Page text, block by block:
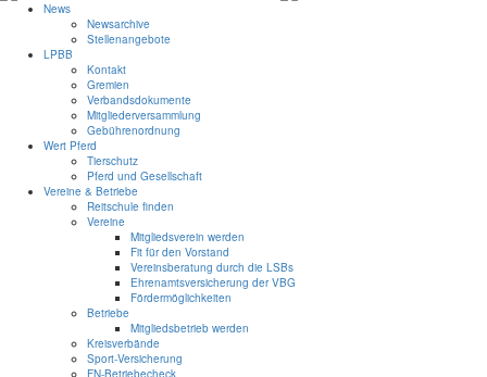
News
Newsarchive
Stellenangebote
LPBB
Kontakt
Gremien
Verbandsdokumente
Mitgliederversammlung
Gebührenordnung
Wert Pferd
Tierschutz
Pferd und Gesellschaft
Vereine & Betriebe
Reitschule finden
Vereine
Mitgliedsverein werden
Fit für den Vorstand
Vereinsberatung durch die LSBs
Ehrenamtsversicherung der VBG
Fördermöglichkeiten
Betriebe
Mitgliedsbetrieb werden
Kreisverbände
Sport-Versicherung